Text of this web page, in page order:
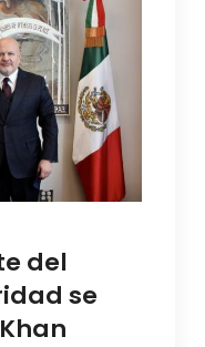
del
se